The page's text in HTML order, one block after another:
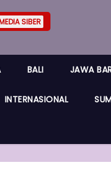
SIBER
BALI JAWA
INTERNASIONAL